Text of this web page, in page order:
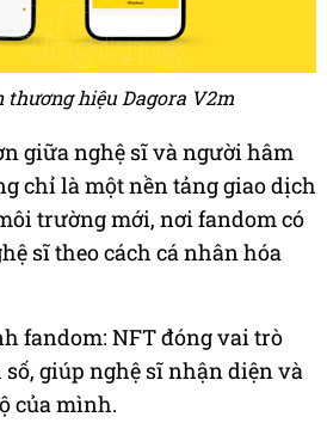
thương hiệu Dagora V2m
giữa nghệ sĩ và người hâm
chỉ là một nền tảng giao dịch
trường mới, nơi fandom có
sĩ theo cách cá nhân hóa
fandom: NFT đóng vai trò
giúp nghệ sĩ nhận diện và
của mình.